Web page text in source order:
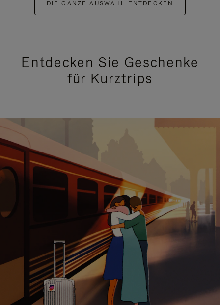
DIE GANZE AUSWAHL ENTDECKEN
Entdecken Sie Geschenke
für Kurztrips